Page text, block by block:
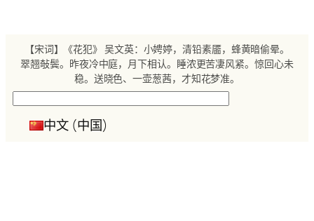
【宋词】《花犯》 吴文英：小娉婷，清铅素靥，蜂黄暗偷晕。
翠翘敧鬓。昨夜冷中庭，月下相认。睡浓更苦凄风紧。惊回心未
稳。送晓色、一壶葱茜，才知花梦准。
中文 (中国)